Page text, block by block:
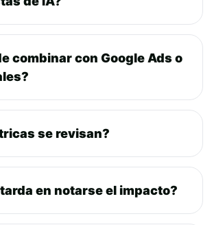
combinar con Google Ads o
se revisan?
en notarse el impacto?